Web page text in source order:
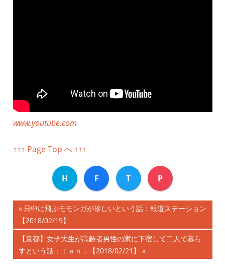
www.youtube.com
↑↑↑ Page Top へ ↑↑↑
H F T P
投
稿
ナ
前
の
記
事:
日中に飛ぶモモンガが珍しいという話：報道ステーション
【2018/02/19】
次
の
【京都】女子大生が高齢者男性の家に下宿して二人で暮ら
すという話：ｔｅｎ．【2018/02/21】